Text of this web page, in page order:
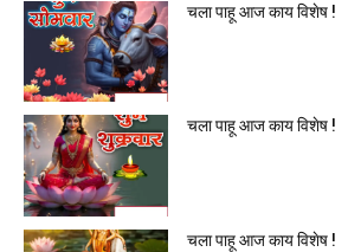
चला पाहू आज काय विशेष !
चला पाहू आज काय विशेष !
चला पाहू आज काय विशेष !